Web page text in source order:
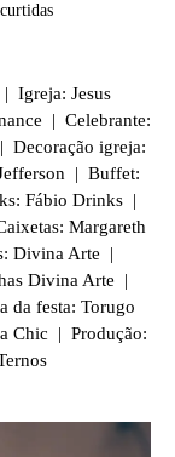
Igreja: Jesus
| Celebrante:
Decoração igreja:
| Buffet:
Fábio Drinks |
Margareth
Divina Arte |
Divina Arte |
da festa: Torugo
Chic | Produção: